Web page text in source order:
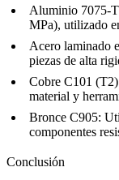
Aluminio 7075-
MPa), utilizado
Acero laminado
piezas de alta
Cobre C101
material y
Bronce C905:
componentes
Conclusión